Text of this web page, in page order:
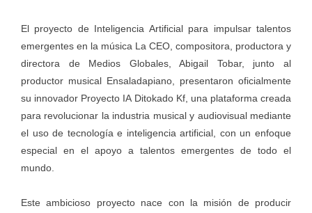
El proyecto de Inteligencia Artificial para impulsar talentos
emergentes en la música La CEO, compositora, productora y
directora de Medios Globales, Abigail Tobar, junto al
productor musical Ensaladapiano, presentaron oficialmente
su innovador Proyecto IA Ditokado Kf, una plataforma creada
para revolucionar la industria musical y audiovisual mediante
el uso de tecnología e inteligencia artificial, con un enfoque
especial en el apoyo a talentos emergentes de todo el
mundo.
Este ambicioso proyecto nace con la misión de producir